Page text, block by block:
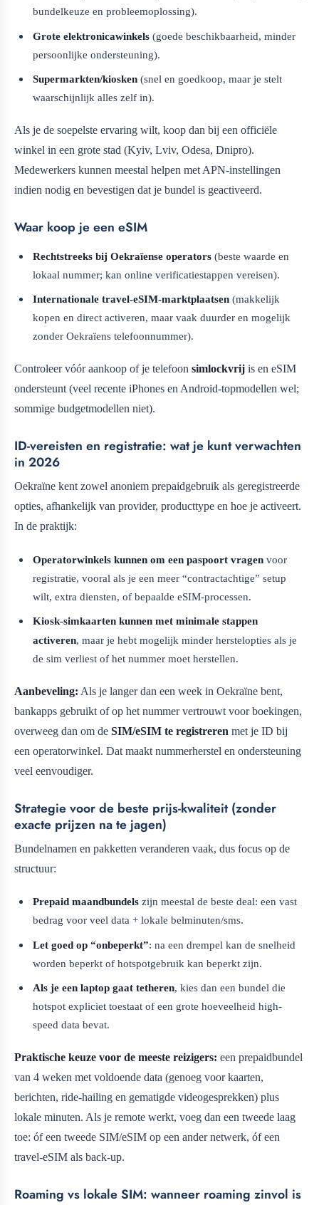
bundelkeuze en probleemoplossing).
Grote elektronicawinkels (goede beschikbaarheid, minder
persoonlijke ondersteuning).
Supermarkten/kiosken (snel en goedkoop, maar je stelt
waarschijnlijk alles zelf in).
Als je de soepelste ervaring wilt, koop dan bij een officiële
winkel in een grote stad (Kyiv, Lviv, Odesa, Dnipro).
Medewerkers kunnen meestal helpen met APN-instellingen
indien nodig en bevestigen dat je bundel is geactiveerd.
Waar koop je een eSIM
Rechtstreeks bij Oekraïense operators (beste waarde en
lokaal nummer; kan online verificatiestappen vereisen).
Internationale travel-eSIM-marktplaatsen (makkelijk
kopen en direct activeren, maar vaak duurder en mogelijk
zonder Oekraïens telefoonnummer).
Controleer vóór aankoop of je telefoon simlockvrij is en eSIM
ondersteunt (veel recente iPhones en Android-topmodellen wel;
sommige budgetmodellen niet).
ID-vereisten en registratie: wat je kunt verwachten
in 2026
Oekraïne kent zowel anoniem prepaidgebruik als geregistreerde
opties, afhankelijk van provider, producttype en hoe je activeert.
In de praktijk:
Operatorwinkels kunnen om een paspoort vragen voor
registratie, vooral als je een meer “contractachtige” setup
wilt, extra diensten, of bepaalde eSIM-processen.
Kiosk-simkaarten kunnen met minimale stappen
activeren, maar je hebt mogelijk minder herstelopties als je
de sim verliest of het nummer moet herstellen.
Aanbeveling: Als je langer dan een week in Oekraïne bent,
bankapps gebruikt of op het nummer vertrouwt voor boekingen,
overweeg dan om de SIM/eSIM te registreren met je ID bij
een operatorwinkel. Dat maakt nummerherstel en ondersteuning
veel eenvoudiger.
Strategie voor de beste prijs-kwaliteit (zonder
exacte prijzen na te jagen)
Bundelnamen en pakketten veranderen vaak, dus focus op de
structuur:
Prepaid maandbundels zijn meestal de beste deal: een vast
bedrag voor veel data + lokale belminuten/sms.
Let goed op “onbeperkt”: na een drempel kan de snelheid
worden beperkt of hotspotgebruik kan beperkt zijn.
Als je een laptop gaat tetheren, kies dan een bundel die
hotspot expliciet toestaat of een grote hoeveelheid high-
speed data bevat.
Praktische keuze voor de meeste reizigers: een prepaidbundel
van 4 weken met voldoende data (genoeg voor kaarten,
berichten, ride-hailing en gematigde videogesprekken) plus
lokale minuten. Als je remote werkt, voeg dan een tweede laag
toe: óf een tweede SIM/eSIM op een ander netwerk, óf een
travel-eSIM als back-up.
Roaming vs lokale SIM: wanneer roaming zinvol is